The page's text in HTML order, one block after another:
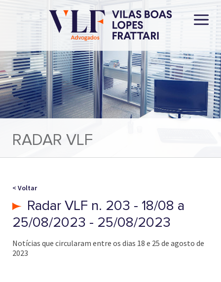
RADAR VLF
< Voltar
Radar VLF n. 203 - 18/08 a
25/08/2023 - 25/08/2023
Notícias que circularam entre os dias 18 e 25 de agosto de
2023